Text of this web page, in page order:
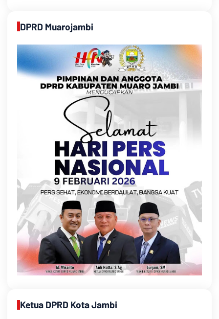
DPRD Muarojambi
Ketua DPRD Kota Jambi